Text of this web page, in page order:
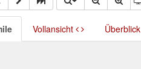
Vollansicht Überblick